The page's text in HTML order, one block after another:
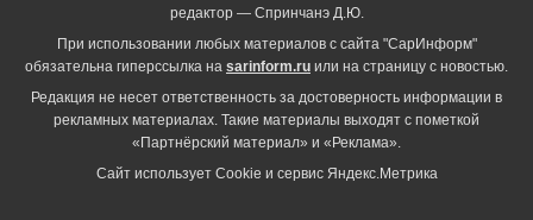
редактор — Спринчанэ Д.Ю.
При использовании любых материалов с сайта "СарИнформ"
обязательна гиперссылка на sarinform.ru или на страницу с новостью.
Редакция не несет ответственность за достоверность информации в
рекламных материалах. Такие материалы выходят с пометкой
«Партнёрский материал» и «Реклама».
Сайт использует Cookie и сервиc Яндекс.Метрика